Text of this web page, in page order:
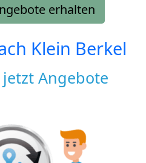
erhalten
Klein Berkel
Angebote